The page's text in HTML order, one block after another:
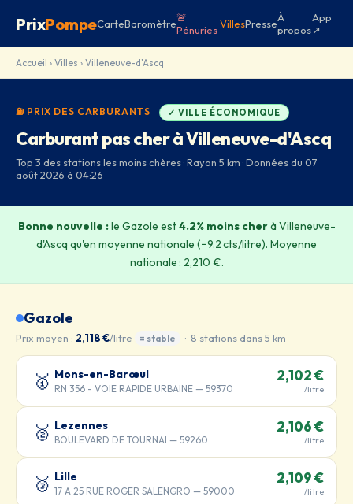
PrixPompeCarteBaromètre🚨
Pénuries VillesPresseÀ
propos
App
↗
Accueil › Villes › Villeneuve-d'Ascq
⛽ PRIX DES CARBURANTS ✓ VILLE ÉCONOMIQUE
Carburant pas cher à Villeneuve-d'Ascq
Top 3 des stations les moins chères · Rayon 5 km · Données du 07
août 2026 à 04:26
Bonne nouvelle :le Gazole est4.2% moins cherà Villeneuve-
d'Ascq qu'en moyenne nationale (−9.2 cts/litre). Moyenne
nationale : 2,210 €.
Gazole
Prix moyen : 2,118 €/litre = stable · 8 stations dans 5 km
🥇 Mons-en-Barœul
RN 356 - VOIE RAPIDE URBAINE — 59370
2,102 €
/litre
🥈 Lezennes
BOULEVARD DE TOURNAI — 59260
2,106 €
/litre
🥉 Lille
17 A 25 RUE ROGER SALENGRO — 59000
2,109 €
/litre